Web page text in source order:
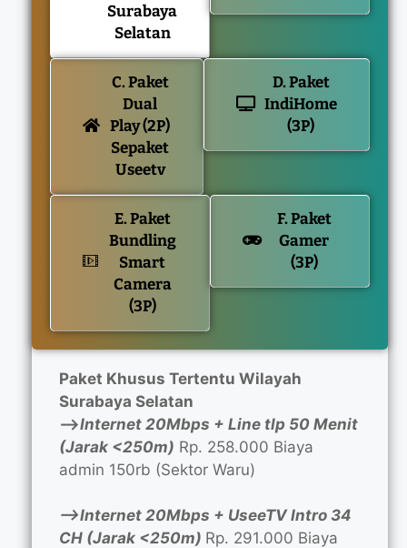
Surabaya
Selatan
C. Paket
Dual
Play (2P)
Sepaket
Useetv
D. Paket
IndiHome
(3P)
E. Paket
Bundling
Smart
Camera
(3P)
F. Paket
Gamer
(3P)
Paket Khusus Tertentu Wilayah
Surabaya Selatan
—>Internet 20Mbps + Line tlp 50 Menit
(Jarak <250m) Rp. 258.000 Biaya
admin 150rb (Sektor Waru)
—>Internet 20Mbps + UseeTV Intro 34
CH (Jarak <250m) Rp. 291.000 Biaya